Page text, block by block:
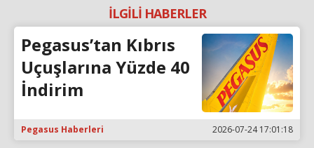
İLGİLİ HABERLER
Pegasus’tan Kıbrıs
Uçuşlarına Yüzde 40
İndirim
Pegasus Haberleri 2026-07-24 17:01:18